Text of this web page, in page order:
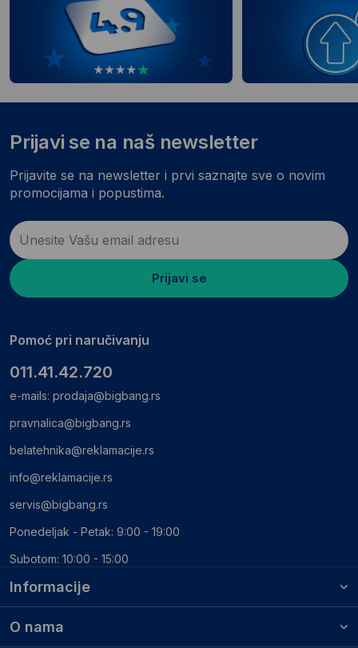
Informacije
O nama
Prijavi se na naš newsletter
Prijavite se na newsletter i prvi saznajte sve o novim
promocijama i popustima.
Prijavi se
Pomoć pri naručivanju
011.41.42.720
e-mails: prodaja@bigbang.rs
pravnalica@bigbang.rs
belatehnika@reklamacije.rs
info@reklamacije.rs
servis@bigbang.rs
Ponedeljak - Petak: 9:00 - 19:00
Subotom: 10:00 - 15:00